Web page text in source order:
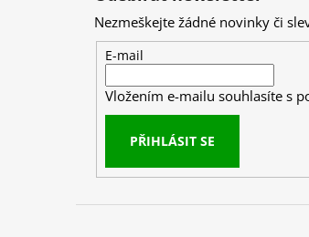
Nezmeškejte žádné novinky či
E-mail
Vložením e-mailu souhlasíte s
PŘIHLÁSIT SE